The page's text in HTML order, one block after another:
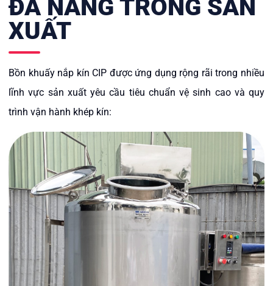
ĐA NĂNG TRONG SẢN
XUẤT
Bồn khuấy nắp kín CIP được ứng dụng rộng rãi trong nhiều
lĩnh vực sản xuất yêu cầu tiêu chuẩn vệ sinh cao và quy
trình vận hành khép kín: